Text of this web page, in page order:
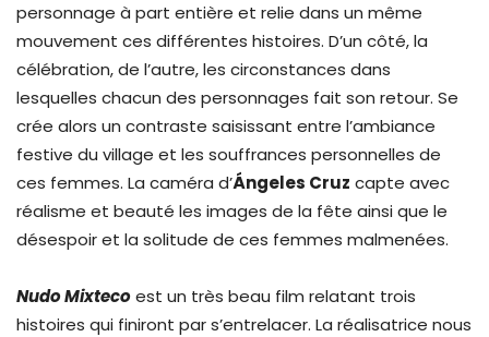
personnage à part entière et relie dans un même
mouvement ces différentes histoires. D’un côté, la
célébration, de l’autre, les circonstances dans
lesquelles chacun des personnages fait son retour. Se
crée alors un contraste saisissant entre l’ambiance
festive du village et les souffrances personnelles de
ces femmes. La caméra d’Ángeles Cruz capte avec
réalisme et beauté les images de la fête ainsi que le
désespoir et la solitude de ces femmes malmenées.
Nudo Mixtecoest un très beau film relatant trois
histoires qui finiront par s’entrelacer. La réalisatrice nous